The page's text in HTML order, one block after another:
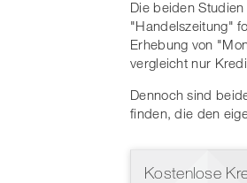
Die beiden
"Handelszeitung"
Erhebung von
vergleicht nur
Dennoch sind
finden, die den
Kostenlose